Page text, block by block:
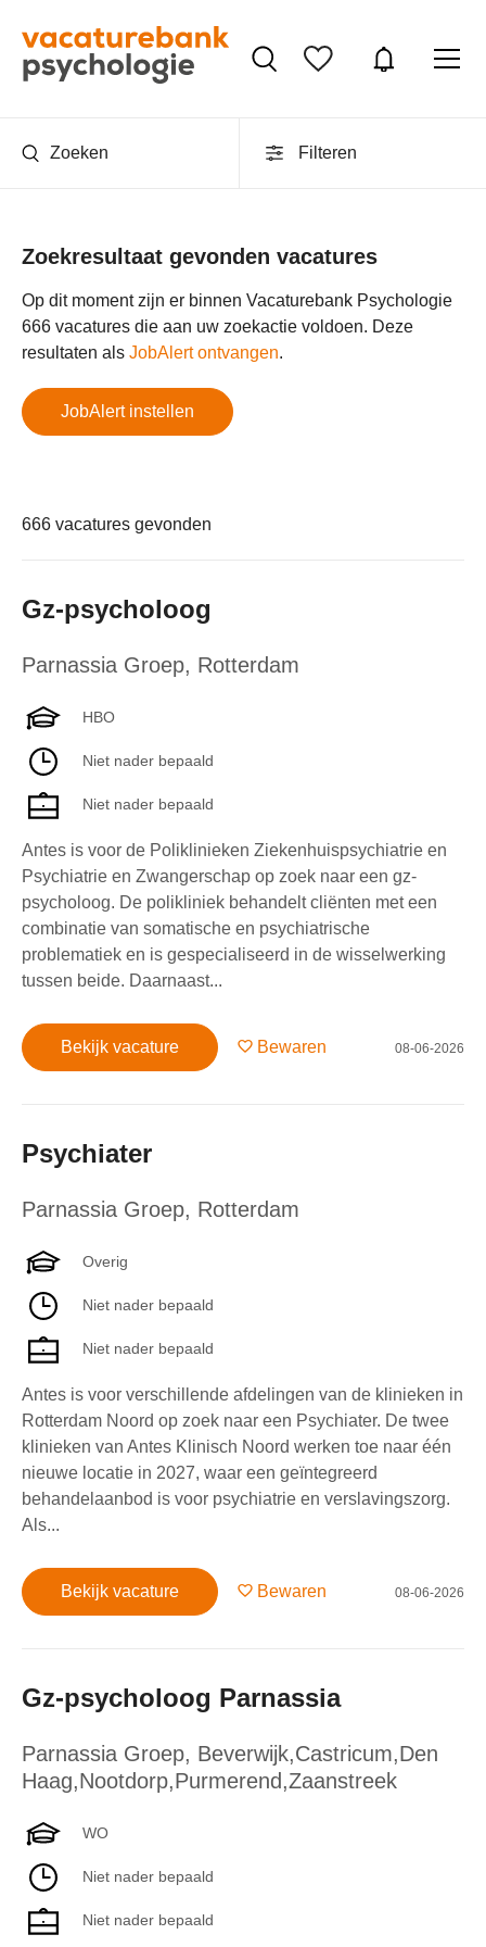
Zoeken Filteren
Zoekresultaat gevonden vacatures
Op dit moment zijn er binnen Vacaturebank Psychologie
666 vacatures die aan uw zoekactie voldoen. Deze
resultaten als JobAlert ontvangen.
JobAlert instellen
666 vacatures gevonden
Gz-psycholoog
Parnassia Groep, Rotterdam
HBO
Niet nader bepaald
Niet nader bepaald
Antes is voor de Poliklinieken Ziekenhuispsychiatrie en
Psychiatrie en Zwangerschap op zoek naar een gz-
psycholoog. De polikliniek behandelt cliënten met een
combinatie van somatische en psychiatrische
problematiek en is gespecialiseerd in de wisselwerking
tussen beide. Daarnaast...
Bekijk vacature Bewaren 08-06-2026
Psychiater
Parnassia Groep, Rotterdam
Overig
Niet nader bepaald
Niet nader bepaald
Antes is voor verschillende afdelingen van de klinieken in
Rotterdam Noord op zoek naar een Psychiater. De twee
klinieken van Antes Klinisch Noord werken toe naar één
nieuwe locatie in 2027, waar een geïntegreerd
behandelaanbod is voor psychiatrie en verslavingszorg.
Als...
Bekijk vacature Bewaren 08-06-2026
Gz-psycholoog Parnassia
Parnassia Groep, Beverwijk,Castricum,Den
Haag,Nootdorp,Purmerend,Zaanstreek
WO
Niet nader bepaald
Niet nader bepaald